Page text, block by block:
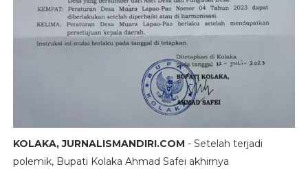
KOLAKA, JURNALISMANDIRI.COM - Setelah terjadi
polemik, Bupati Kolaka Ahmad Safei akhirnya